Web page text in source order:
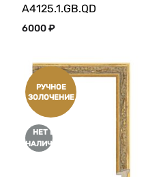
A4125.1.GB.QD
6000₽
РУЧНОЕ
ЗОЛОЧЕНИЕ
НЕТ В
НАЛИЧИИ